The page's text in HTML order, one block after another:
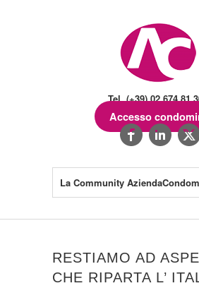
Tel. (+39)
Accesso
La Community
RESTIAMO AD
CHE RIPARTA L’